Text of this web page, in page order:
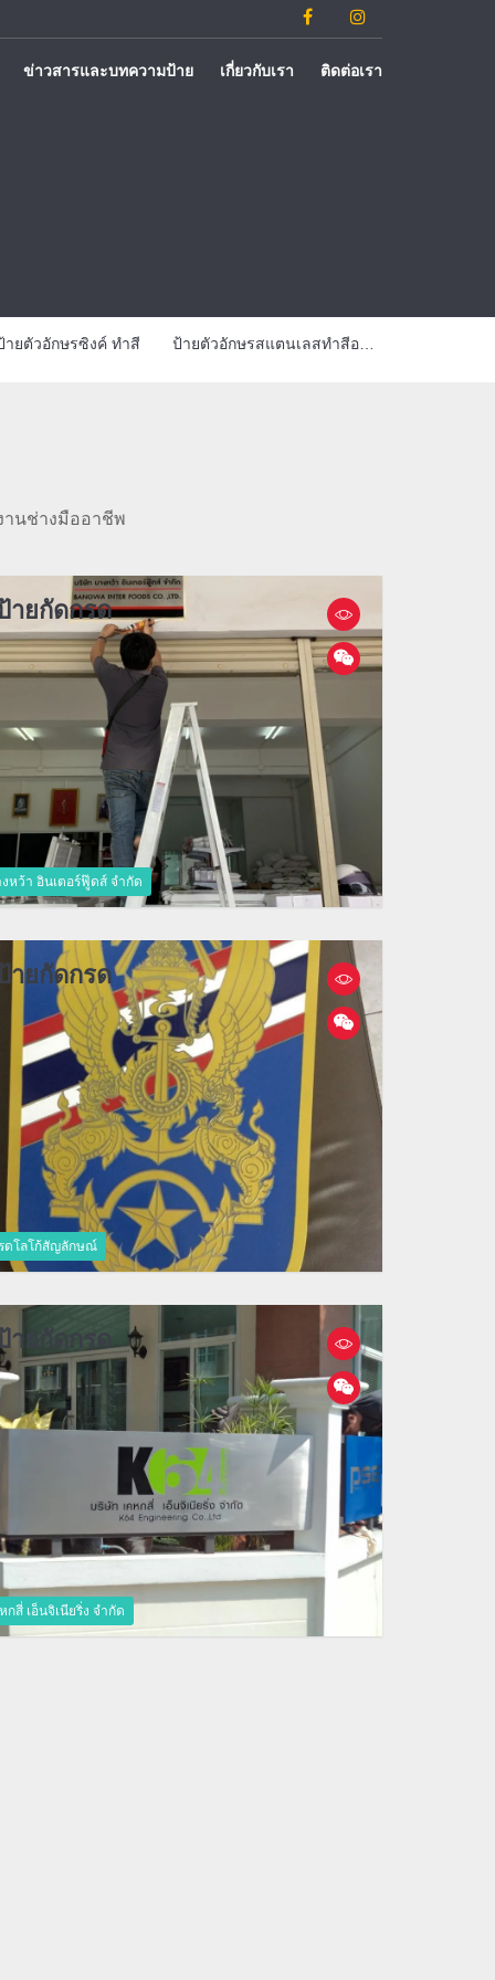
ข่าวสารและบทความป้าย เกี่ยวกับเรา ติดต่อเรา
ายตัวอักษรซิงค์ ทำสี
านช่างมืออาชีพ
หว้า อินเตอร์ฟู๊ดส์ จำกัด
ายกัดกรด
ดโลโก้สัญลักษณ์
ายกัดกรด
กสี่ เอ็นจิเนียริ่ง จำกัด
ายกัดกรด